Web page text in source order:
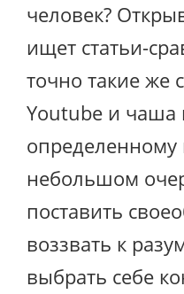
человек?
ищет статьи-
точно такие же
Youtube и чаша
небольшом
поставить
воззвать к
выбрать себе